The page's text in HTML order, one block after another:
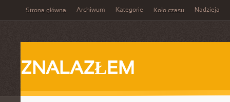
Strona główna Archiwum Kategorie Koło czasu Nadzieja
ZNALAZŁEM